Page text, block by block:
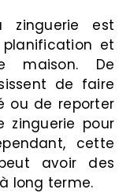
zinguerie est
et
maison. De
de faire
ou de reporter
zinguerie pour
cette
avoir des
long terme.